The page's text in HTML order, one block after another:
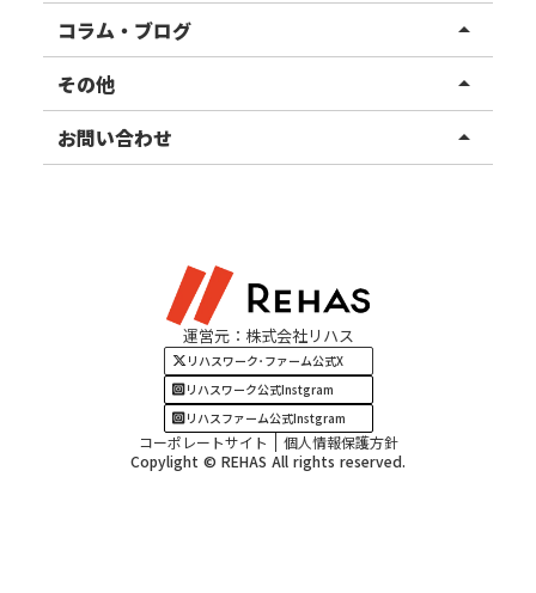
リハスファーム
関東エリア
東北エリア
甲信越エリア
四国・九州エリア
コラム・ブログ arrow_drop_up
事業所ブログ
ご利用者様の声
その他 arrow_drop_up
お知らせ
お問い合わせ arrow_drop_up
運営元：株式会社リハス
リハスワーク･ファーム公式X
リハスワーク公式Instgram
リハスファーム公式Instgram
コーポレートサイト
個人情報保護方針
Copylight © REHAS All rights reserved.